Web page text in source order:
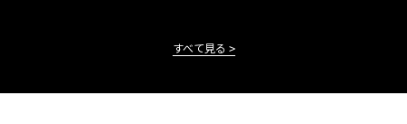
すべて見る